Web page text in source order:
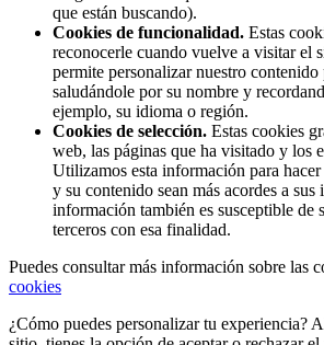
que están buscando).
Cookies de funcionalidad. Estas
reconocerle cuando vuelve a visitar el
permite personalizar nuestro contenido
saludándole por su nombre y
ejemplo, su idioma o región.
Cookies de selección. Estas cookies
web, las páginas que ha visitado y los
Utilizamos esta información para
y su contenido sean más acordes a sus
información también es susceptible de
terceros con esa finalidad.
Puedes consultar más información sobre las
cookies
¿Cómo puedes personalizar tu experiencia?